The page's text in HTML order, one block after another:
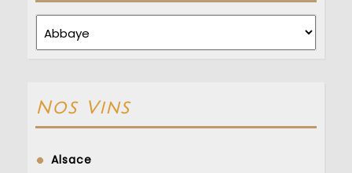
Nos Vins
Alsace